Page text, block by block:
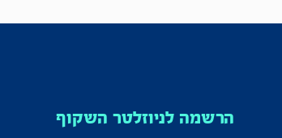
הרשמה לניוזלטר השקוף